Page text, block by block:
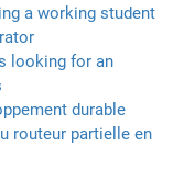
a working student
looking for an
durable
routeur partielle en